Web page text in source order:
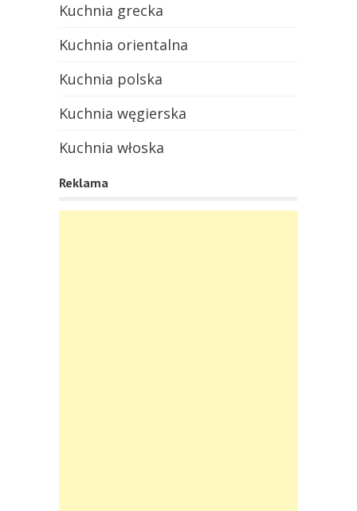
Kuchnia grecka
Kuchnia orientalna
Kuchnia polska
Kuchnia węgierska
Kuchnia włoska
Reklama